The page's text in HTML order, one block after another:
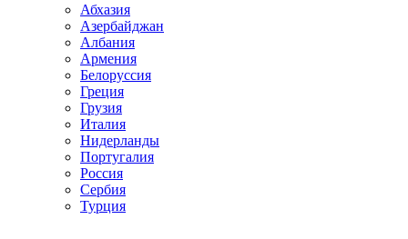
Абхазия
Азербайджан
Албания
Армения
Белоруссия
Греция
Грузия
Италия
Нидерланды
Португалия
Россия
Сербия
Турция